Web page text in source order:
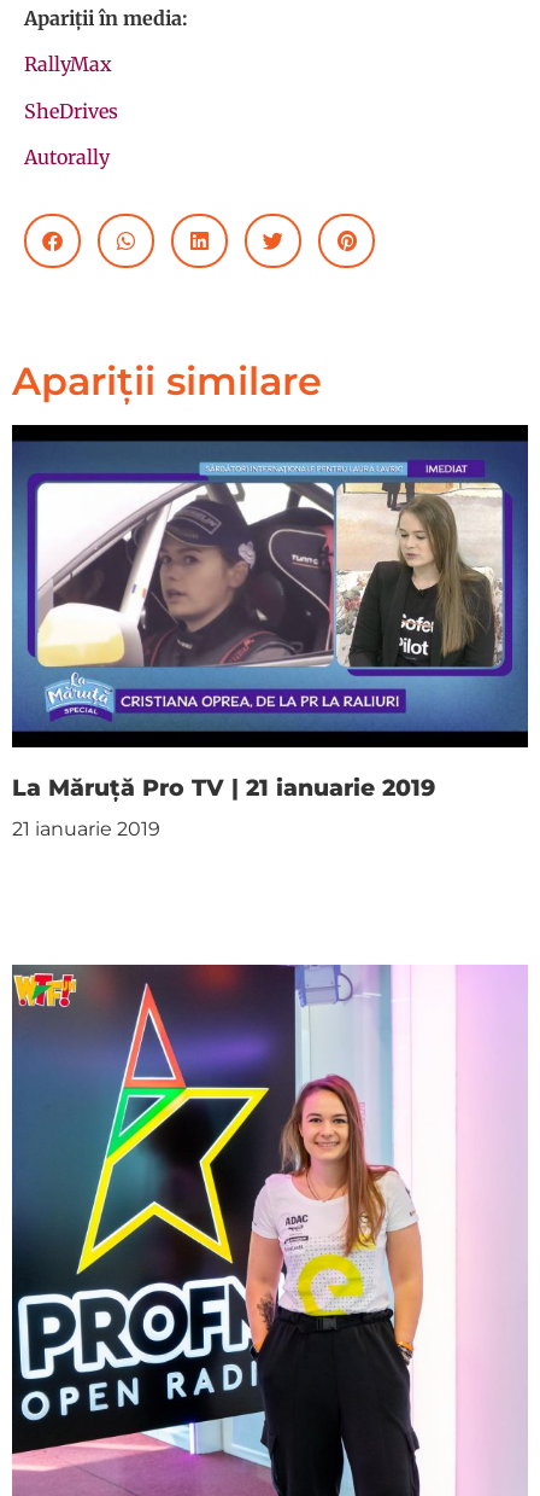
Apariții în media:
RallyMax
SheDrives
Autorally
Apariții similare
La Măruță Pro TV | 21 ianuarie 2019
21 ianuarie 2019